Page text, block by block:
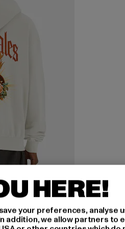
HEART x MJG HEAVY OVERSIZED HOODY
69,99 EUR
HERE!
your preferences, analyse
we allow partners to